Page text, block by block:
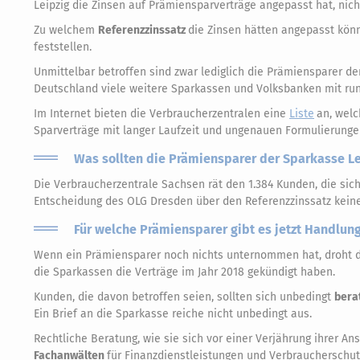
Leipzig die Zinsen auf Prämiensparverträge angepasst hat,
Zu welchem Referenzzinssatz die Zinsen hätten angepasst
feststellen.
Unmittelbar betroffen sind zwar lediglich die Prämiensparer
Deutschland viele weitere Sparkassen und Volksbanken mit
Im Internet bieten die Verbraucherzentralen eine Liste an,
Sparverträge mit langer Laufzeit und ungenauen
Was sollten die Prämiensparer der Sparkasse
Die Verbraucherzentrale Sachsen rät den 1.384 Kunden, die
Entscheidung des OLG Dresden über den Referenzzinssatz
Für welche Prämiensparer gibt es jetzt
Wenn ein Prämiensparer noch nichts unternommen hat, droht
die Sparkassen die Verträge im Jahr 2018 gekündigt haben.
Kunden, die davon betroffen seien, sollten sich unbedingt
Ein Brief an die Sparkasse reiche nicht unbedingt aus.
Rechtliche Beratung, wie sie sich vor einer Verjährung ihrer
Fachanwältenfür Finanzdienstleistungen und